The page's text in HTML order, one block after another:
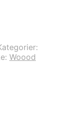
Woood